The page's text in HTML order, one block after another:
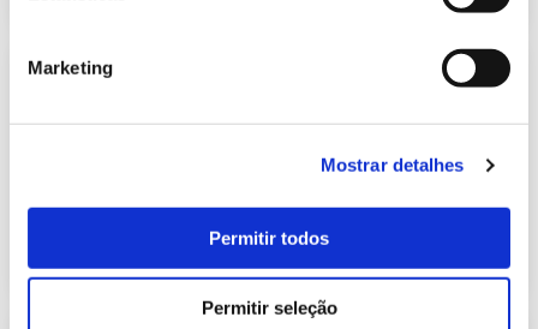
Marketing
Mostrar detalhes
Permitir todos
Permitir seleção
2025
informação sobre Eletricidade
Eletricidade